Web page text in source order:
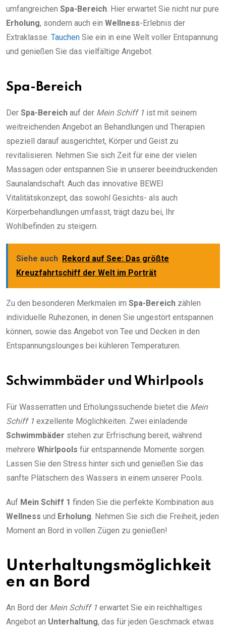
umfangreichen Spa-Bereich. Hier erwartet Sie nicht nur pure
Erholung, sondern auch ein Wellness-Erlebnis der
Extraklasse. Tauchen Sie ein in eine Welt voller Entspannung
und genießen Sie das vielfältige Angebot.
Spa-Bereich
Der Spa-Bereich auf der Mein Schiff 1 ist mit seinem
weitreichenden Angebot an Behandlungen und Therapien
speziell darauf ausgerichtet, Körper und Geist zu
revitalisieren. Nehmen Sie sich Zeit für eine der vielen
Massagen oder entspannen Sie in unserer beeindruckenden
Saunalandschaft. Auch das innovative BEWEI
Vitalitätskonzept, das sowohl Gesichts- als auch
Körperbehandlungen umfasst, trägt dazu bei, Ihr
Wohlbefinden zu steigern.
Siehe auch Rekord auf See: Das größte
Kreuzfahrtschiff der Welt im Porträt
Zu den besonderen Merkmalen im Spa-Bereich zählen
individuelle Ruhezonen, in denen Sie ungestört entspannen
können, sowie das Angebot von Tee und Decken in den
Entspannungslounges bei kühleren Temperaturen.
Schwimmbäder und Whirlpools
Für Wasserratten und Erholungssuchende bietet die Mein
Schiff 1 exzellente Möglichkeiten. Zwei einladende
Schwimmbäder stehen zur Erfrischung bereit, während
mehrere Whirlpools für entspannende Momente sorgen.
Lassen Sie den Stress hinter sich und genießen Sie das
sanfte Plätschern des Wassers in einem unserer Pools.
Auf Mein Schiff 1 finden Sie die perfekte Kombination aus
Wellness und Erholung. Nehmen Sie sich die Freiheit, jeden
Moment an Bord in vollen Zügen zu genießen!
Unterhaltungsmöglichkeit
en an Bord
An Bord der Mein Schiff 1 erwartet Sie ein reichhaltiges
Angebot an Unterhaltung, das für jeden Geschmack etwas